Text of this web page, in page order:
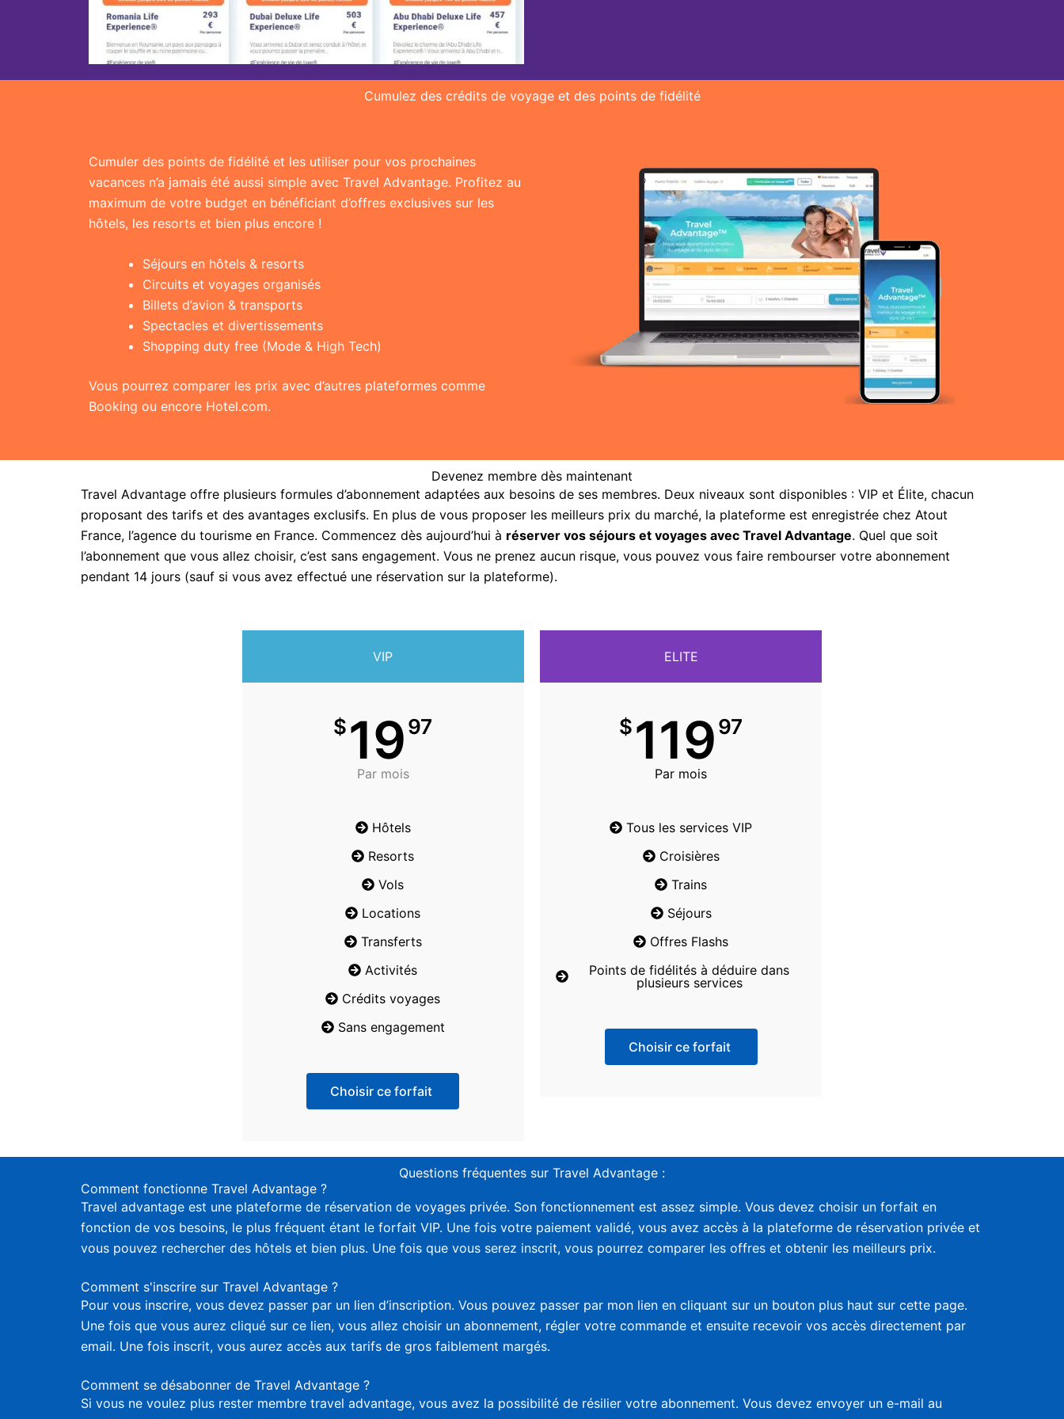
Cumulez des crédits de voyage et des points de fidélité
Cumuler des points de fidélité et les utiliser pour vos prochaines
vacances n’a jamais été aussi simple avec Travel Advantage. Profitez au
maximum de votre budget en bénéficiant d’offres exclusives sur les
hôtels, les resorts et bien plus encore !
Séjours en hôtels & resorts
Circuits et voyages organisés
Billets d’avion & transports
Spectacles et divertissements
Shopping duty free (Mode & High Tech)
Vous pourrez comparer les prix avec d’autres plateformes comme
Booking ou encore Hotel.com.
Devenez membre dès maintenant
Travel Advantage offre plusieurs formules d’abonnement adaptées aux besoins de ses membres. Deux niveaux sont disponibles : VIP et Élite, chacun
proposant des tarifs et des avantages exclusifs. En plus de vous proposer les meilleurs prix du marché, la plateforme est enregistrée chez Atout
France, l’agence du tourisme en France. Commencez dès aujourd’hui à réserver vos séjours et voyages avec Travel Advantage. Quel que soit
l’abonnement que vous allez choisir, c’est sans engagement. Vous ne prenez aucun risque, vous pouvez vous faire rembourser votre abonnement
pendant 14 jours (sauf si vous avez effectué une réservation sur la plateforme).
VIP
$1997
Par mois
Hôtels
Resorts
Vols
Locations
Transferts
Activités
Crédits voyages
Sans engagement
Choisir ce forfait
ELITE
$11997
Par mois
Tous les services VIP
Croisières
Trains
Séjours
Offres Flashs
Points de fidélités à déduire dans
plusieurs services
Choisir ce forfait
Questions fréquentes sur Travel Advantage :
Comment fonctionne Travel Advantage ?
Travel advantage est une plateforme de réservation de voyages privée. Son fonctionnement est assez simple. Vous devez choisir un forfait en
fonction de vos besoins, le plus fréquent étant le forfait VIP. Une fois votre paiement validé, vous avez accès à la plateforme de réservation privée et
vous pouvez rechercher des hôtels et bien plus. Une fois que vous serez inscrit, vous pourrez comparer les offres et obtenir les meilleurs prix.
Comment s'inscrire sur Travel Advantage ?
Pour vous inscrire, vous devez passer par un lien d’inscription. Vous pouvez passer par mon lien en cliquant sur un bouton plus haut sur cette page.
Une fois que vous aurez cliqué sur ce lien, vous allez choisir un abonnement, régler votre commande et ensuite recevoir vos accès directement par
email. Une fois inscrit, vous aurez accès aux tarifs de gros faiblement margés.
Comment se désabonner de Travel Advantage ?
Si vous ne voulez plus rester membre travel advantage, vous avez la possibilité de résilier votre abonnement. Vous devez envoyer un e-mail au